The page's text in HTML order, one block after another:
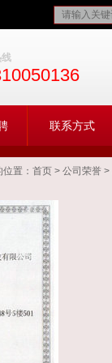
联系方式
置： 首页 > 公司荣誉 >